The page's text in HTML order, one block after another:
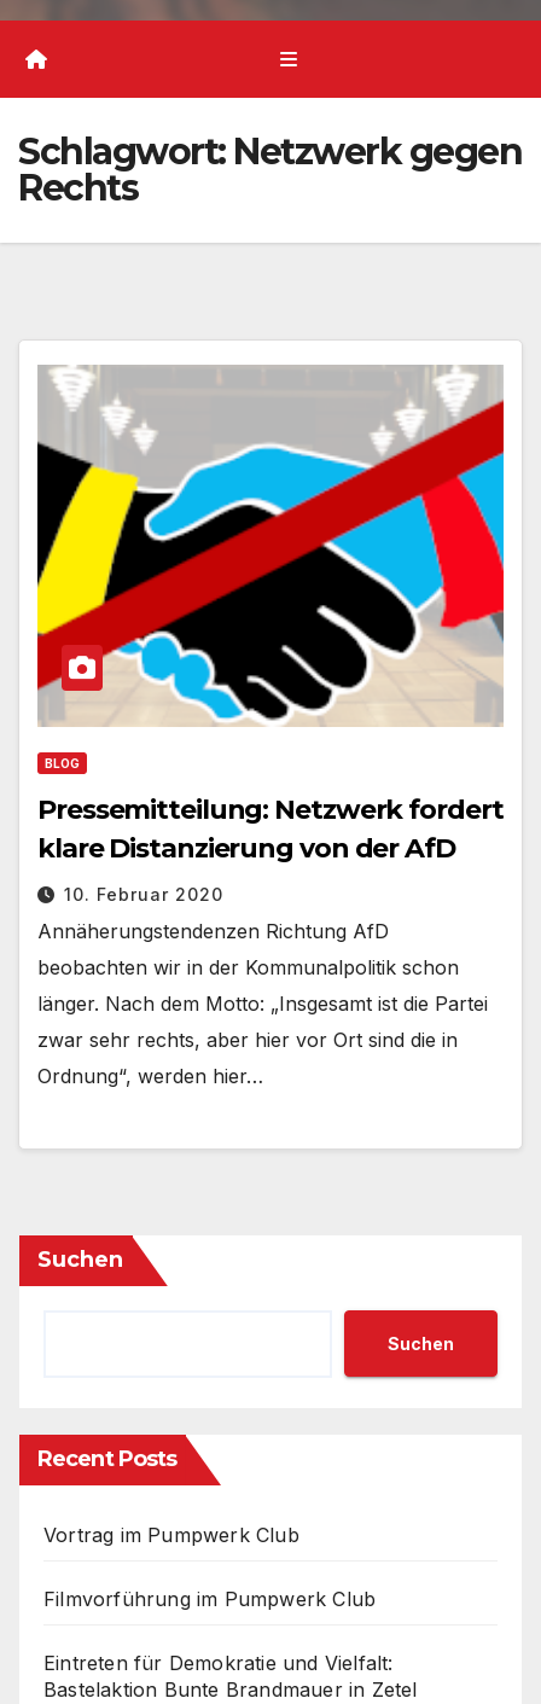
Schlagwort: Netzwerk gegen
Rechts
BLOG
Pressemitteilung: Netzwerk fordert
klare Distanzierung von der AfD
10. Februar 2020
Annäherungstendenzen Richtung AfD
beobachten wir in der Kommunalpolitik schon
länger. Nach dem Motto: „Insgesamt ist die Partei
zwar sehr rechts, aber hier vor Ort sind die in
Ordnung“, werden hier…
Suchen
Suchen
Recent Posts
Vortrag im Pumpwerk Club
Filmvorführung im Pumpwerk Club
Eintreten für Demokratie und Vielfalt:
Bastelaktion Bunte Brandmauer in Zetel